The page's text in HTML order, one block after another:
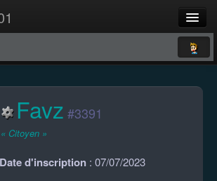
Favz #3391
« Citoyen »
Date d'inscription : 07/07/2023